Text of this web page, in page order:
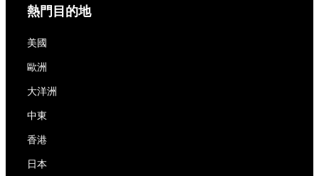
熱門目的地
美國
歐洲
大洋洲
中東
香港
日本